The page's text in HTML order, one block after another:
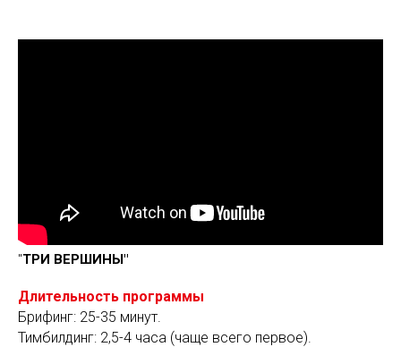
"ТРИ ВЕРШИНЫ"
Длительность программы
Брифинг: 25-35 минут.
Тимбилдинг: 2,5-4 часа (чаще всего первое).